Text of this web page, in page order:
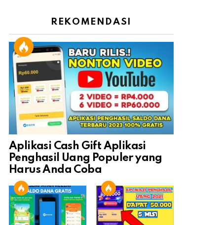
REKOMENDASI
Aplikasi Cash Gift Aplikasi
Penghasil Uang Populer yang
Harus Anda Coba